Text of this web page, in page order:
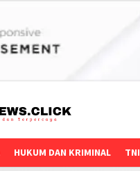
HUKUM DAN KRIMINAL TNI